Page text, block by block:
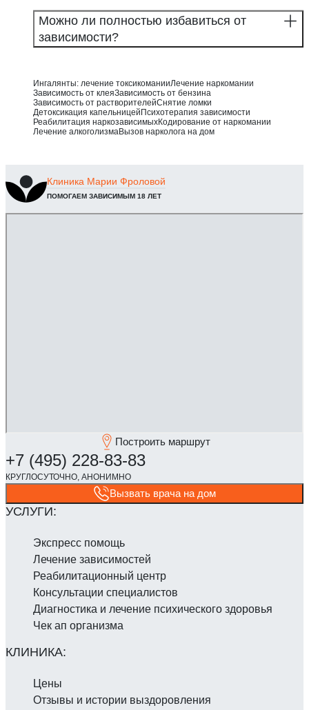
Можно ли полностью избавиться от
зависимости?
Ингалянты: лечение токсикоманииЛечение наркомании
Зависимость от клеяЗависимость от бензина
Зависимость от растворителейСнятие ломки
Детоксикация капельницей Психотерапия зависимости
Реабилитация наркозависимыхКодирование от наркомании
Лечение алкоголизмаВызов нарколога на дом
Клиника Марии Фроловой
ПОМОГАЕМ ЗАВИСИМЫМ 18 ЛЕТ
Построить маршрут
Вызвать врача на дом
Экспресс помощь
Лечение зависимостей
Реабилитаци­онный центр
Консультации специалистов
Диагностика и лечение психического здоровья
Чек ап организма
Цены
Отзывы и истории выздоровления